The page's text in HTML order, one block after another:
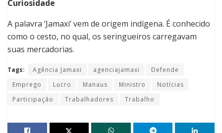
Curiosidade
A palavra ‘Jamaxi’ vem de origem indígena. É conhecido
como o cesto, no qual, os seringueiros carregavam
suas mercadorias.
Tags: Agência Jamaxi agenciajamaxi
Defende
Emprego
Lucro Manaus Ministro
Notícias
Participação
Trabalhadores Trabalho